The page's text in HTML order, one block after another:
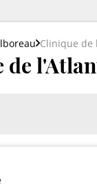
Clinique de
de